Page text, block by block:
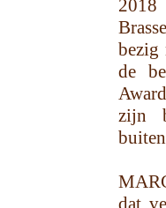
de
zijn
dat